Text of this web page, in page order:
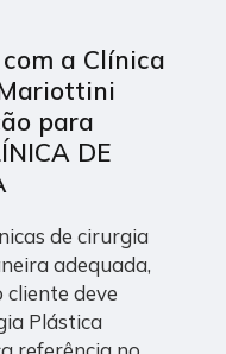
a Clínica
para
DE
de cirurgia
adequada,
deve
Plástica